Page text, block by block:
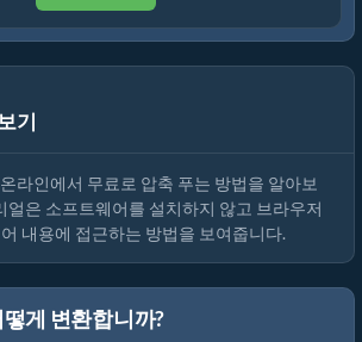
기
라인에서 압축 푸는 방법 (무료, 설치 불필요)
라인에서 무료로 압축 푸는 방법을 알아보
얼은 소프트웨어를 설치하지 않고 브라우저
내용에 접근하는 방법을 보여줍니다.
게 변환합니까?